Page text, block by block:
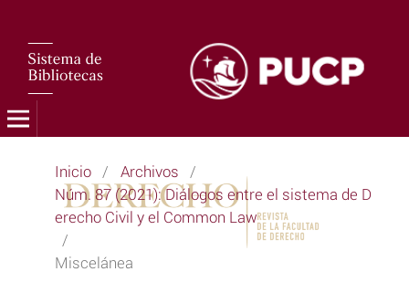
Inicio / Archivos /
Núm. 87 (2021): Diálogos entre el sistema de D
erecho Civil y el Common Law
/
Miscelánea